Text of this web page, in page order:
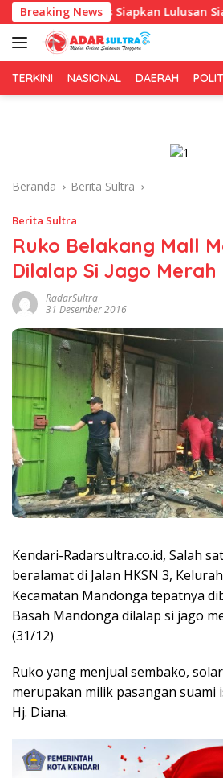
Langsung
ke
konten
Breaking News
Fokus Siapkan Lulusan Siap Kerja
TERKINI NASIONAL DAERAH
Beranda Berita Sultra
Berita Sultra
Ruko Belakang Mall
Dilalap Si Jago Merah
RadarSultra
31 Desember 2016
Kendari-Radarsultra.co.id, Salah
beralamat di Jalan HKSN 3,
Kecamatan Mandonga tepatnya
Basah Mandonga dilalap si jago
(31/12)
Ruko yang menjual sembako,
merupakan milik pasangan suami
Hj. Diana.